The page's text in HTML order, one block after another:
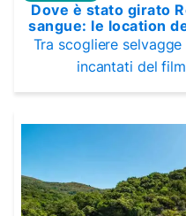
Dove è stato girato
sangue: le location
Tra scogliere
incantati del